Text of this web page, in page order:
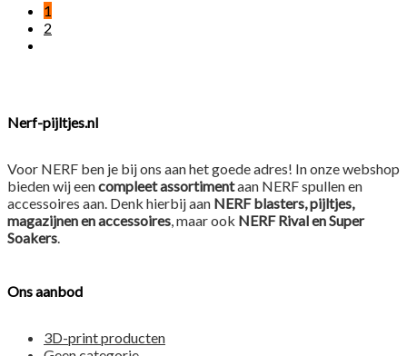
1
2
Nerf-pijltjes.nl
Voor NERF ben je bij ons aan het goede adres! In onze webshop
bieden wij eencompleet assortimentaan NERF spullen en
accessoires aan. Denk hierbij aan NERF blasters, pijltjes,
magazijnen en accessoires, maar ook NERF Rival en Super
Soakers.
Ons aanbod
3D-print producten